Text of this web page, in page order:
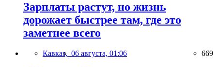
Зарплаты растут, но жизнь
дорожает быстрее там, где это
заметнее всего
Кавказ, 06 августа, 01:06 669